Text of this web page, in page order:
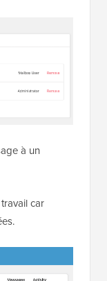
à un
car